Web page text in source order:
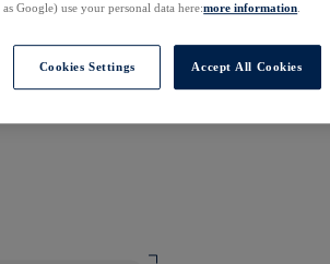
Google) use your personal data here:more information
Cookies Settings Accept All Cookies